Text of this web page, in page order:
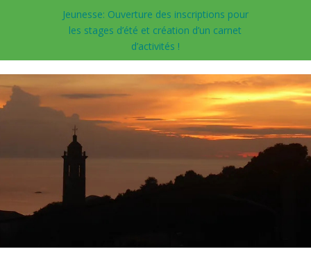
Jeunesse: Ouverture des inscriptions pour
les stages d’été et création d’un carnet
d’activités !